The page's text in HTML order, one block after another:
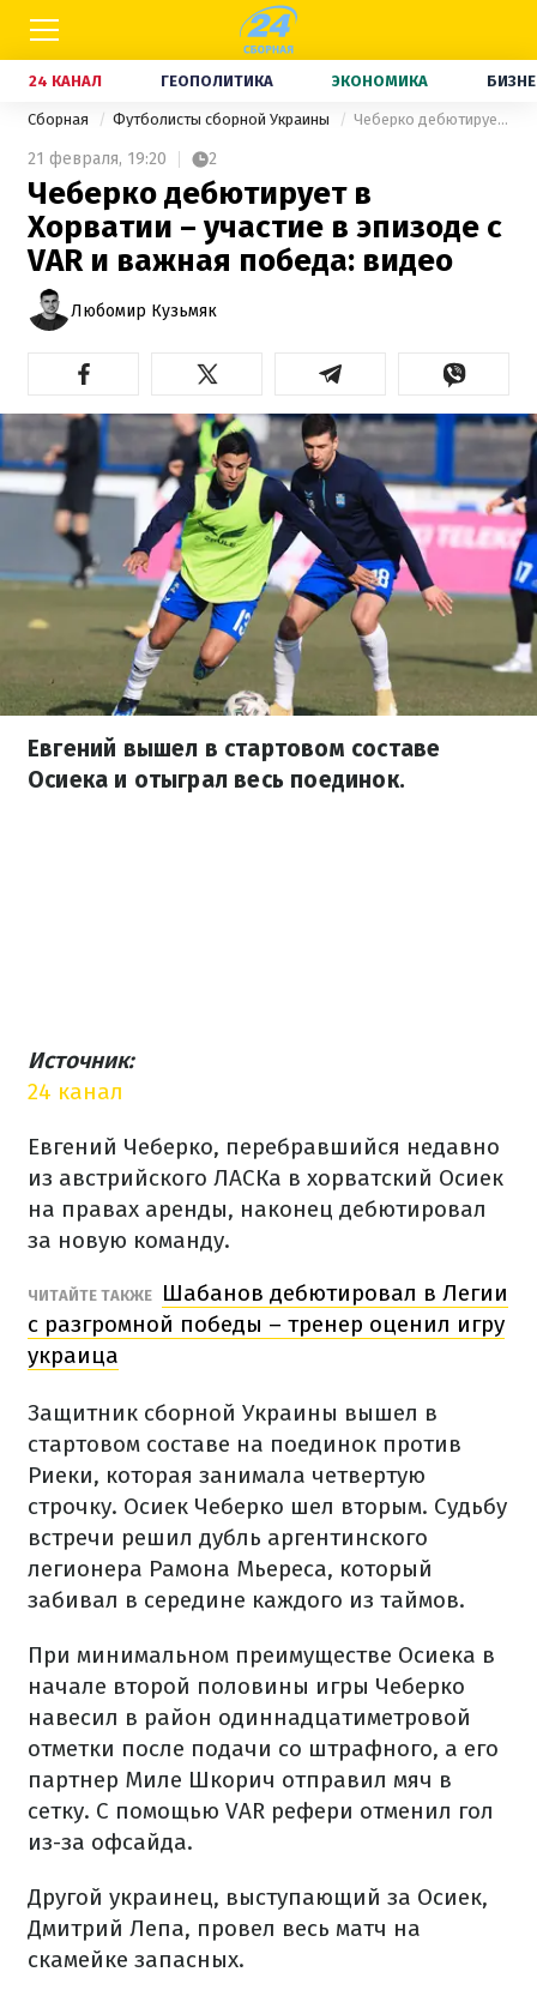
24 КАНАЛ ГЕОПОЛИТИКА ЭКОНОМИКА
Сборная Футболисты сборной Украины Чеберко дебютирует в Хорватии – участие в эпизоде с VAR и важная победа: видео
21 февраля, 19:20 2
Чеберко дебютирует в
Хорватии – участие в эпизоде с
VAR и важная победа: видео
Любомир Кузьмяк
Евгений вышел в стартовом составе
Осиека и отыграл весь поединок.
Источник:
24 канал
Евгений Чеберко, перебравшийся недавно
из австрийского ЛАСКа в хорватский Осиек
на правах аренды, наконец дебютировал
за новую команду.
ЧИТАЙТЕ ТАКЖЕ
Шабанов дебютировал в Легии
с разгромной победы – тренер оценил игру
украица
Защитник сборной Украины вышел в
стартовом составе на поединок против
Риеки, которая занимала четвертую
строчку. Осиек Чеберко шел вторым. Судьбу
встречи решил дубль аргентинского
легионера Рамона Мьереса, который
забивал в середине каждого из таймов.
При минимальном преимуществе Осиека в
начале второй половины игры Чеберко
навесил в район одиннадцатиметровой
отметки после подачи со штрафного, а его
партнер Миле Шкорич отправил мяч в
сетку. С помощью VAR рефери отменил гол
из-за офсайда.
Другой украинец, выступающий за Осиек,
Дмитрий Лепа, провел весь матч на
скамейке запасных.